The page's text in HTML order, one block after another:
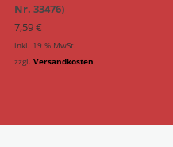
Nr. 33476)
7,59€
inkl. 19 % MwSt.
zzgl. Versandkosten